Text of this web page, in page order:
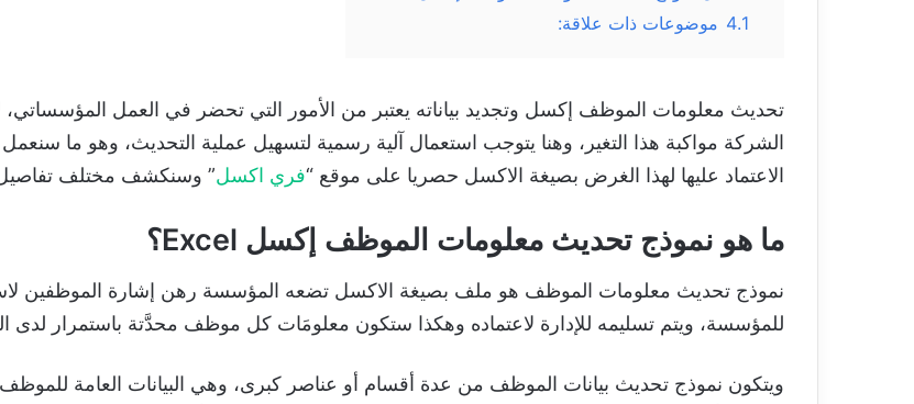
4.1 موضوعات ذات علاقة:
تحديث معلومات الموظف إكسل وتجديد بياناته يعتبر من الأمور التي تحضر في العمل المؤسساتي،
الشركة مواكبة هذا التغير، وهنا يتوجب استعمال آلية رسمية لتسهيل عملية التحديث، وهو ما
الاعتماد عليها لهذا الغرض بصيغة الاكسل حصريا على موقع “فري اكسل” وسنكشف مختلف
ما هو نموذج تحديث معلومات الموظف إكسل Excel؟
نموذج تحديث معلومات الموظف هو ملف بصيغة الاكسل تضعه المؤسسة رهن إشارة الموظفين
للمؤسسة، ويتم تسليمه للإدارة لاعتماده وهكذا ستكون معلومَات كل موظف محدَّتة باستمرار لدى
ويتكون نموذج تحديث بيانات الموظف من عدة أقسام أو عناصر كبرى، وهي البيانات العامة للموظف